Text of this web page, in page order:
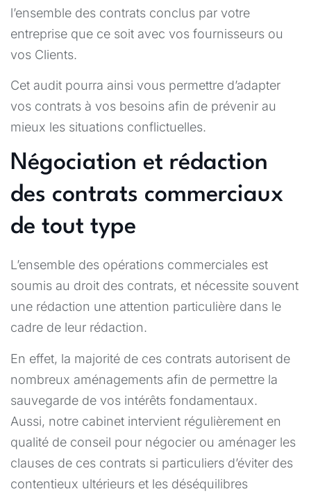
l’ensemble des contrats conclus par votre
entreprise que ce soit avec vos fournisseurs ou
vos Clients.
Cet audit pourra ainsi vous permettre d’adapter
vos contrats à vos besoins afin de prévenir au
mieux les situations conflictuelles.
Négociation et rédaction
des contrats commerciaux
de tout type
L’ensemble des opérations commerciales est
soumis au droit des contrats, et nécessite souvent
une rédaction une attention particulière dans le
cadre de leur rédaction.
En effet, la majorité de ces contrats autorisent de
nombreux aménagements afin de permettre la
sauvegarde de vos intérêts fondamentaux.
Aussi, notre cabinet intervient régulièrement en
qualité de conseil pour négocier ou aménager les
clauses de ces contrats si particuliers d’éviter des
contentieux ultérieurs et les déséquilibres